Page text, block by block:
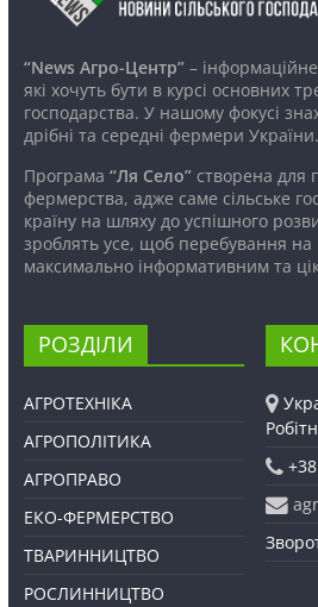
“News Агро-Центр”–
які хочуть бути в курсі основних
господарства. У нашому фокусі
дрібні та середні фермери України.
Програма “Ля Село”створена для
фермерства, адже саме сільське
країну на шляху до успішного
зроблять усе, щоб перебування на
максимально інформативним та
РОЗДІЛИ
АГРОТЕХНІКА
АГРОПОЛІТИКА
АГРОПРАВО
ЕКО-ФЕРМЕРСТВО
ТВАРИННИЦТВО
РОСЛИННИЦТВО